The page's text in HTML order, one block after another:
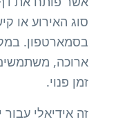
סוג האירוע או
ארוכה,
זמן פנוי.
זה אידיאלי עבור